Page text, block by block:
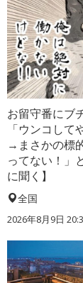
お留守番にブ
「ウンコして
→まさかの標
ってない！」
に聞く】
全国
2026年8月9日